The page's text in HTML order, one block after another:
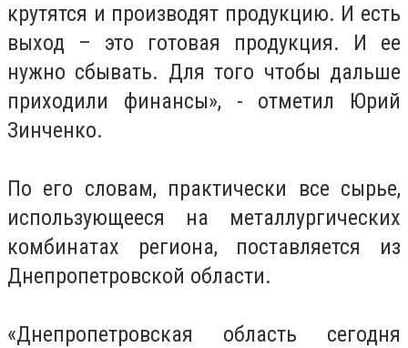
крутятся и производят продукцию. И есть
выход – это готовая продукция. И ее
нужно сбывать. Для того чтобы дальше
приходили финансы», - отметил Юрий
Зинченко.
По его словам, практически все сырье,
использующееся на металлургических
комбинатах региона, поставляется из
Днепропетровской области.
«Днепропетровская область сегодня